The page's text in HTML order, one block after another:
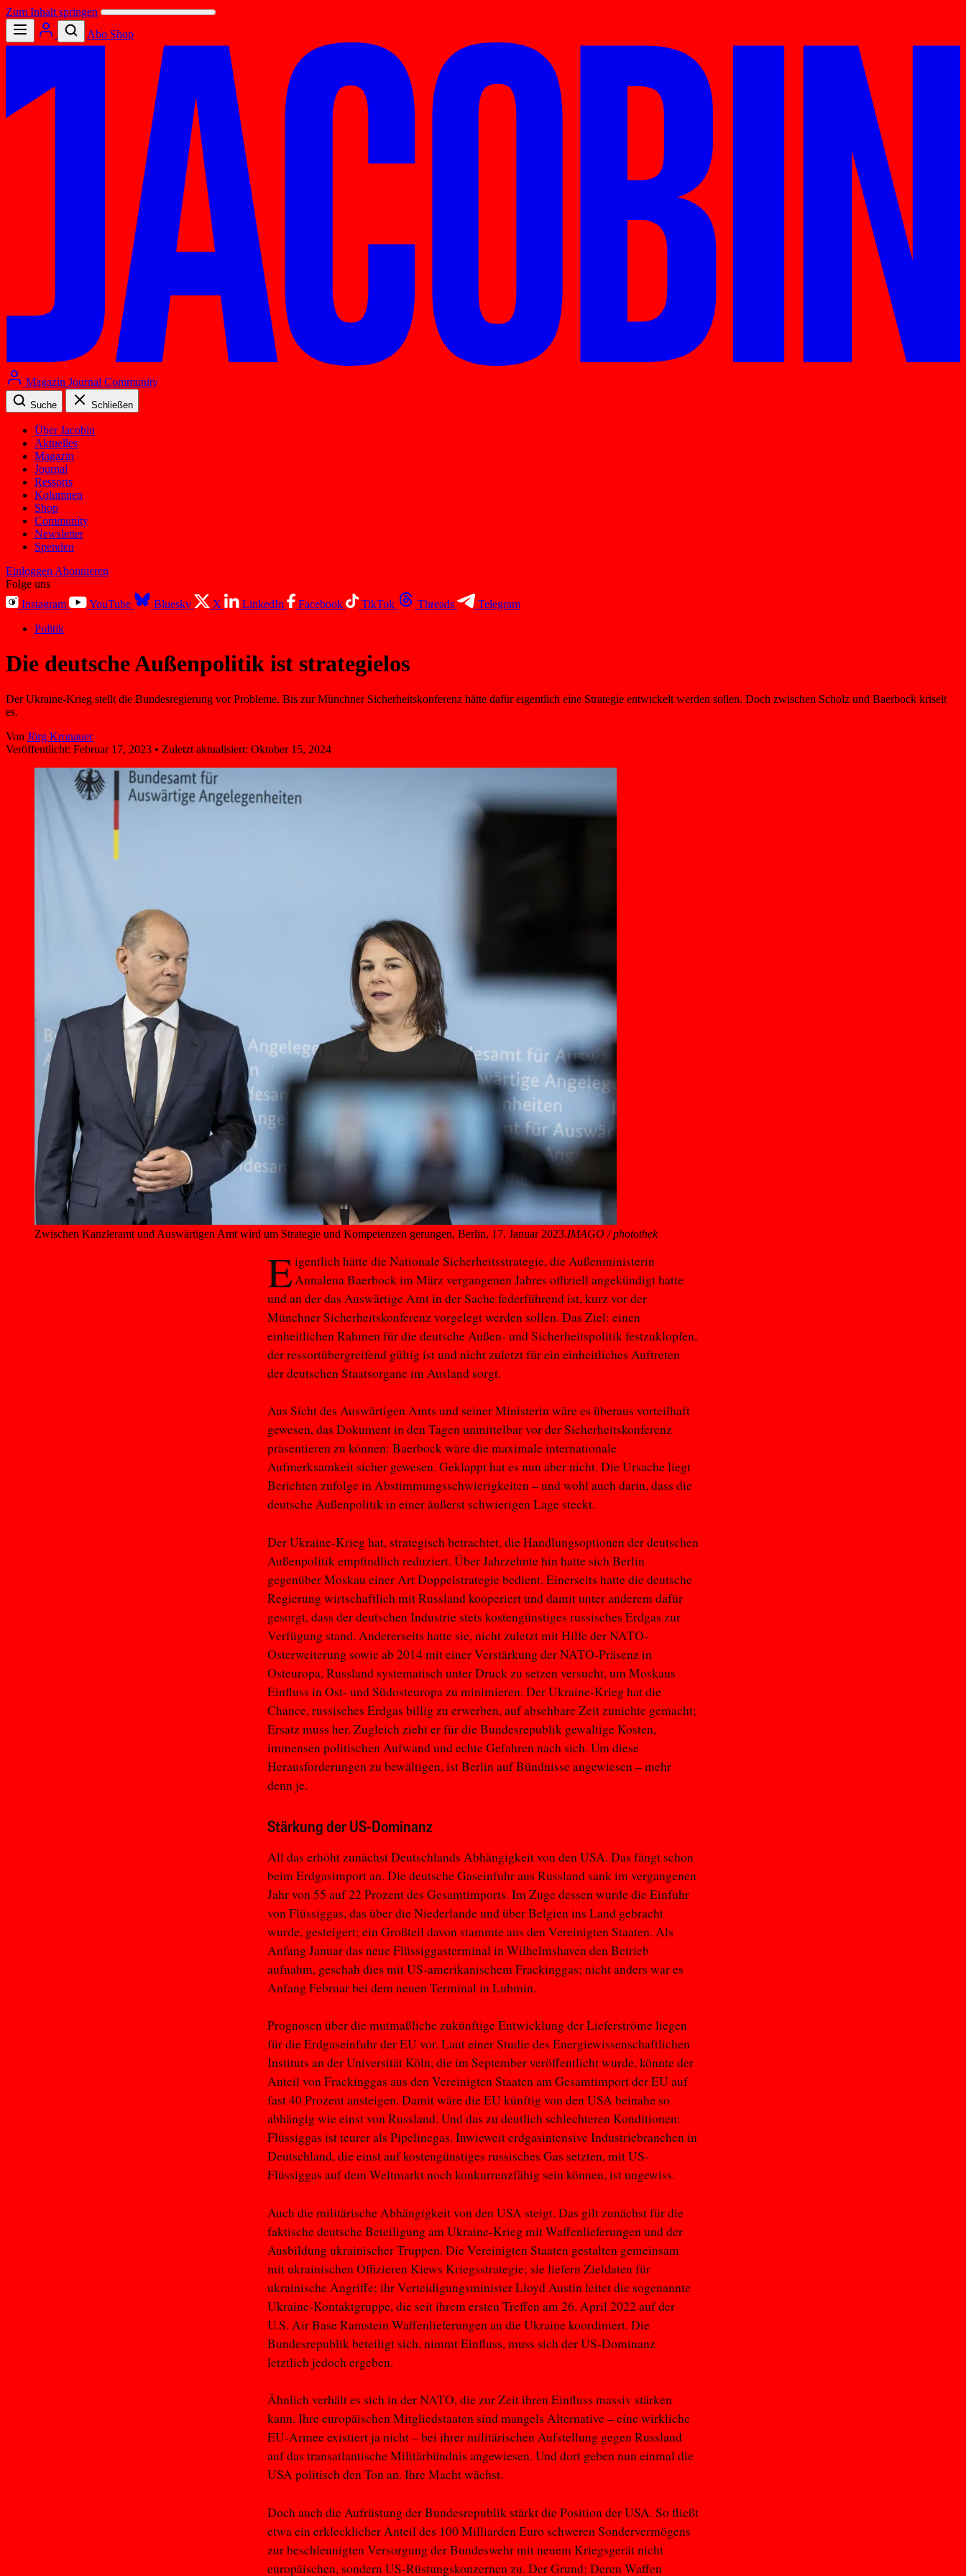
Zum Inhalt springen
Abo Shop
Magazin Journal Community
Suche Schließen
Über Jacobin
Aktuelles
Magazin
Journal
Ressorts
Kolumnen
Shop
Community
Newsletter
Spenden
Einloggen Abonnieren
Folge uns
Instagram
YouTube Bluesky X LinkedIn Facebook TikTok Threads
Telegram
Politik
Die deutsche Außenpolitik ist strategielos
Der Ukraine-Krieg stellt die Bundesregierung vor Probleme. Bis zur Münchner Sicherheitskonferenz hätte dafür eigentlich eine Strategie entwickelt werden sollen. Doch zwischen Scholz und Baerbock kriselt
es.
Von Jörg Kronauer
Veröffentlicht: Februar 17, 2023 • Zuletzt aktualisiert: Oktober 15, 2024
Zwischen Kanzleramt und Auswärtigen Amt wird um Strategie und Kompetenzen gerungen, Berlin, 17. Januar 2023.IMAGO / photothek
Eigentlich hätte die Nationale Sicherheitsstrategie, die Außenministerin
Annalena Baerbock im März vergangenen Jahres offiziell angekündigt hatte
und an der das Auswärtige Amt in der Sache federführend ist, kurz vor der
Münchner Sicherheitskonferenz vorgelegt werden sollen. Das Ziel: einen
einheitlichen Rahmen für die deutsche Außen- und Sicherheitspolitik festzuklopfen,
der ressortübergreifend gültig ist und nicht zuletzt für ein einheitliches Auftreten
der deutschen Staatsorgane im Ausland sorgt.
Aus Sicht des Auswärtigen Amts und seiner Ministerin wäre es überaus vorteilhaft
gewesen, das Dokument in den Tagen unmittelbar vor der Sicherheitskonferenz
präsentieren zu können: Baerbock wäre die maximale internationale
Aufmerksamkeit sicher gewesen. Geklappt hat es nun aber nicht. Die Ursache liegt
Berichten zufolge in Abstimmungsschwierigkeiten – und wohl auch darin, dass die
deutsche Außenpolitik in einer äußerst schwierigen Lage steckt.
Der Ukraine-Krieg hat, strategisch betrachtet, die Handlungsoptionen der deutschen
Außenpolitik empfindlich reduziert. Über Jahrzehnte hin hatte sich Berlin
gegenüber Moskau einer Art Doppelstrategie bedient. Einerseits hatte die deutsche
Regierung wirtschaftlich mit Russland kooperiert und damit unter anderem dafür
gesorgt, dass der deutschen Industrie stets kostengünstiges russisches Erdgas zur
Verfügung stand. Andererseits hatte sie, nicht zuletzt mit Hilfe der NATO-
Osterweiterung sowie ab 2014 mit einer Verstärkung der NATO-Präsenz in
Osteuropa, Russland systematisch unter Druck zu setzen versucht, um Moskaus
Einfluss in Ost- und Südosteuropa zu minimieren. Der Ukraine-Krieg hat die
Chance, russisches Erdgas billig zu erwerben, auf absehbare Zeit zunichte gemacht;
Ersatz muss her. Zugleich zieht er für die Bundesrepublik gewaltige Kosten,
immensen politischen Aufwand und echte Gefahren nach sich. Um diese
Herausforderungen zu bewältigen, ist Berlin auf Bündnisse angewiesen – mehr
denn je.
Stärkung der US-Dominanz
All das erhöht zunächst Deutschlands Abhängigkeit von den USA. Das fängt schon
beim Erdgasimport an. Die deutsche Gaseinfuhr aus Russland sank im vergangenen
Jahr von 55 auf 22 Prozent des Gesamtimports. Im Zuge dessen wurde die Einfuhr
von Flüssiggas, das über die Niederlande und über Belgien ins Land gebracht
wurde, gesteigert; ein Großteil davon stammte aus den Vereinigten Staaten. Als
Anfang Januar das neue Flüssiggasterminal in Wilhelmshaven den Betrieb
aufnahm, geschah dies mit US-amerikanischem Frackinggas; nicht anders war es
Anfang Februar bei dem neuen Terminal in Lubmin.
Prognosen über die mutmaßliche zukünftige Entwicklung der Lieferströme liegen
für die Erdgaseinfuhr der EU vor. Laut einer Studie des Energiewissenschaftlichen
Instituts an der Universität Köln, die im September veröffentlicht wurde, könnte der
Anteil von Frackinggas aus den Vereinigten Staaten am Gesamtimport der EU auf
fast 40 Prozent ansteigen. Damit wäre die EU künftig von den USA beinahe so
abhängig wie einst von Russland. Und das zu deutlich schlechteren Konditionen:
Flüssiggas ist teurer als Pipelinegas. Inwieweit erdgasintensive Industriebranchen in
Deutschland, die einst auf kostengünstiges russisches Gas setzten, mit US-
Flüssiggas auf dem Weltmarkt noch konkurrenzfähig sein können, ist ungewiss.
Auch die militärische Abhängigkeit von den USA steigt. Das gilt zunächst für die
faktische deutsche Beteiligung am Ukraine-Krieg mit Waffenlieferungen und der
Ausbildung ukrainischer Truppen. Die Vereinigten Staaten gestalten gemeinsam
mit ukrainischen Offizieren Kiews Kriegsstrategie; sie liefern Zieldaten für
ukrainische Angriffe; ihr Verteidigungsminister Lloyd Austin leitet die sogenannte
Ukraine-Kontaktgruppe, die seit ihrem ersten Treffen am 26. April 2022 auf der
U.S. Air Base Ramstein Waffenlieferungen an die Ukraine koordiniert. Die
Bundesrepublik beteiligt sich, nimmt Einfluss, muss sich der US-Dominanz
letztlich jedoch ergeben.
Ähnlich verhält es sich in der NATO, die zur Zeit ihren Einfluss massiv stärken
kann. Ihre europäischen Mitgliedstaaten sind mangels Alternative – eine wirkliche
EU-Armee existiert ja nicht – bei ihrer militärischen Aufstellung gegen Russland
auf das transatlantische Militärbündnis angewiesen. Und dort geben nun einmal die
USA politisch den Ton an. Ihre Macht wächst.
Doch auch die Aufrüstung der Bundesrepublik stärkt die Position der USA. So fließt
etwa ein erklecklicher Anteil des 100 Milliarden Euro schweren Sondervermögens
zur beschleunigten Versorgung der Bundeswehr mit neuem Kriegsgerät nicht
europäischen, sondern US-Rüstungskonzernen zu. Der Grund: Deren Waffen